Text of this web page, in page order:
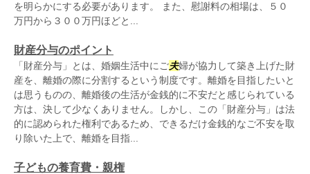
を明らかにする必要があります。 また、慰謝料の相場は、５０
万円から３００万円ほどと...
財産分与のポイント
「財産分与」とは、婚姻生活中にご夫婦が協力して築き上げた財
産を、離婚の際に分割するという制度です。離婚を目指したいと
は思うものの、離婚後の生活が金銭的に不安だと感じられている
方は、決して少なくありません。しかし、この「財産分与」は法
的に認められた権利であるため、できるだけ金銭的なご不安を取
り除いた上で、離婚を目指...
子どもの養育費・親権